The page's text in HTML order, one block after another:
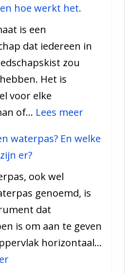
hoe werkt het.
is een
dat iedereen in
zou
Het is
voor elke
of… Lees meer:
over
–
soorten
en
waterpas? En welke
er?
ook wel
genoemd, is
dat
is om aan te geven
horizontaal…
: